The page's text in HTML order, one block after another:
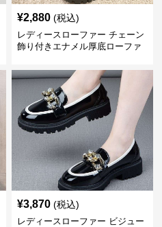
¥2,880 (税込)
レディースローファー チェーン
飾り付きエナメル厚底ローファ
¥3,870 (税込)
レディースローファー ビジュー